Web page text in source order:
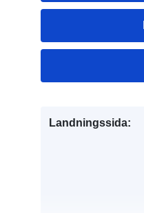
Landningssida: